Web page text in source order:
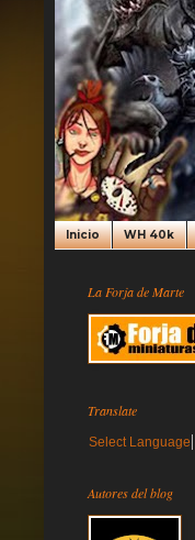
Inicio WH 40k
La Forja de Marte
Translate
Select Language
Autores del blog